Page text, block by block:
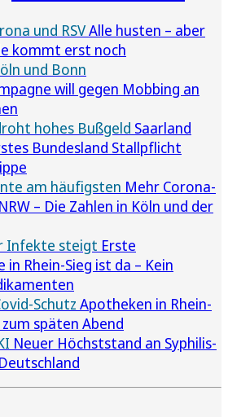
und RSVAlle husten – aber
kommt erst noch
und Bonn
will gegen Mobbing an
hohes Bußgeld Saarland
Bundesland Stallpflicht
am häufigsten Mehr Corona-
– Die Zahlen in Köln und der
Infekte steigt Erste
in Rhein-Sieg ist da – Kein
Schutz Apotheken in Rhein-
späten Abend
Neuer Höchststand an Syphilis-